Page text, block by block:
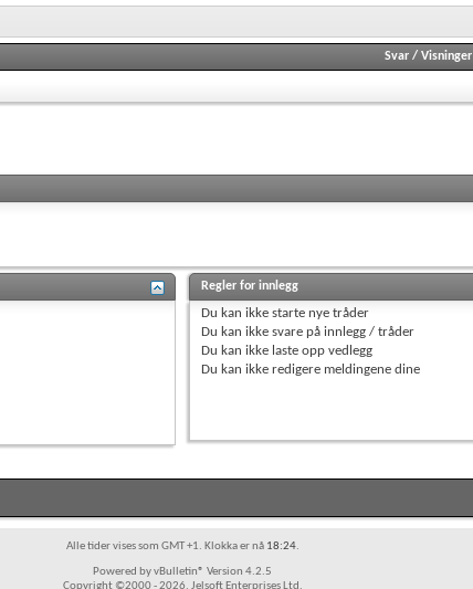
Svar/ Visninger
Regler for innlegg
Du kan ikke starte nye tråder
Du kan ikke svare på innlegg / tråder
Du kan ikke laste opp vedlegg
Du kan ikke redigere meldingene dine
Alle tider vises som GMT +1. Klokka er nå 18:24.
Powered by vBulletin® Version 4.2.5
Copyright ©2000 - 2026, Jelsoft Enterprises Ltd.